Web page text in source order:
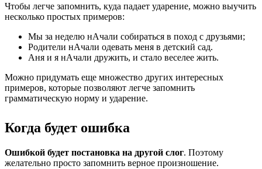
Чтобы легче запомнить, куда падает ударение, можно выучить
несколько простых примеров:
Мы за неделю нАчали собираться в поход с друзьями;
Родители нАчали одевать меня в детский сад.
Аня и я нАчали дружить, и стало веселее жить.
Можно придумать еще множество других интересных
примеров, которые позволяют легче запомнить
грамматическую норму и ударение.
Когда будет ошибка
Ошибкой будет постановка на другой слог. Поэтому
желательно просто запомнить верное произношение.